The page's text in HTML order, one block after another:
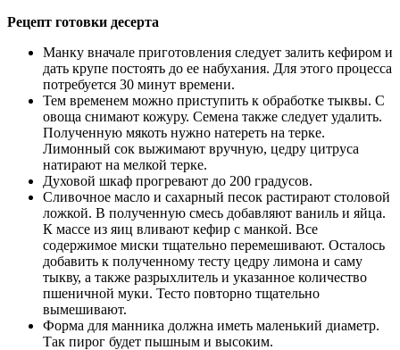
Рецепт готовки десерта
Манку вначале приготовления следует залить кефиром и
дать крупе постоять до ее набухания. Для этого процесса
потребуется 30 минут времени.
Тем временем можно приступить к обработке тыквы. С
овоща снимают кожуру. Семена также следует удалить.
Полученную мякоть нужно натереть на терке.
Лимонный сок выжимают вручную, цедру цитруса
натирают на мелкой терке.
Духовой шкаф прогревают до 200 градусов.
Сливочное масло и сахарный песок растирают столовой
ложкой. В полученную смесь добавляют ваниль и яйца.
К массе из яиц вливают кефир с манкой. Все
содержимое миски тщательно перемешивают. Осталось
добавить к полученному тесту цедру лимона и саму
тыкву, а также разрыхлитель и указанное количество
пшеничной муки. Тесто повторно тщательно
вымешивают.
Форма для манника должна иметь маленький диаметр.
Так пирог будет пышным и высоким.